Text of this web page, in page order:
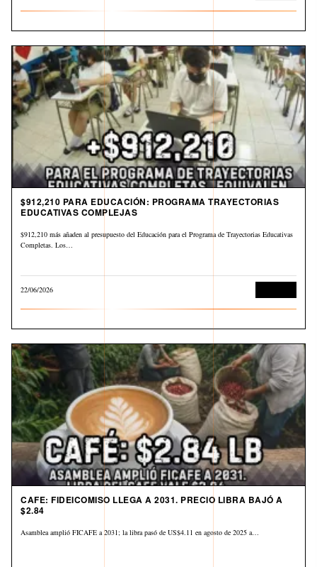
$912,210 PARA EDUCACIÓN: PROGRAMA TRAYECTORIAS
EDUCATIVAS COMPLEJAS
$912,210 más añaden al presupuesto del Educación para el Programa de Trayectorias Educativas
Completas. Los…
22/06/2026
CAFE: FIDEICOMISO LLEGA A 2031. PRECIO LIBRA BAJÓ A
$2.84
Asamblea amplió FICAFE a 2031; la libra pasó de US$4.11 en agosto de 2025 a…